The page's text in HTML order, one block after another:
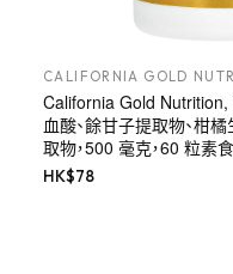
CALIFORNIA GOLD
California Gold Nutrition,
血酸、餘甘子提取物、柑
取物，500 毫克，60 粒素
HK$78